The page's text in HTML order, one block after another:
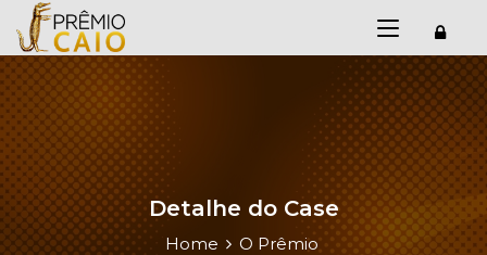
Detalhe do Case
Home O Prêmio